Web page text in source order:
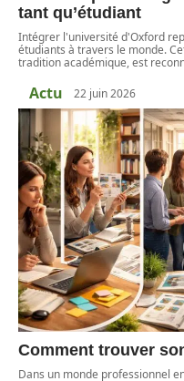
tant qu’étudiant
Intégrer l'université d'Oxford
étudiants à travers le monde.
tradition académique, est
Actu 22 juin 2026
Comment trouver
Dans un monde professionnel